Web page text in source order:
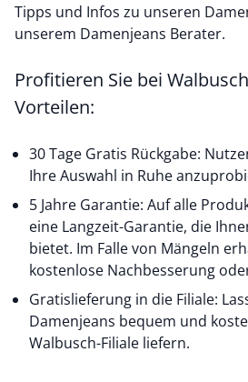
Tipps und Infos zu unseren
unserem Damenjeans Berater.
Profitieren Sie bei
Vorteilen:
30 Tage Gratis Rückgabe:
Ihre Auswahl in Ruhe
5 Jahre Garantie: Auf alle
eine Langzeit-Garantie, die
bietet. Im Falle von Mängeln
kostenlose Nachbesserung
Gratislieferung in die Filiale:
Damenjeans bequem und
Walbusch-Filiale liefern.